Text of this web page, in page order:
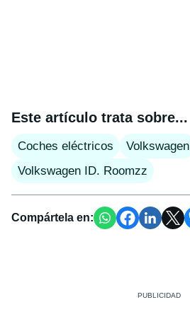
Este artículo trata sobre...
Coches eléctricos
Volkswagen
Volkswagen ID. Roomzz
Compártela en: